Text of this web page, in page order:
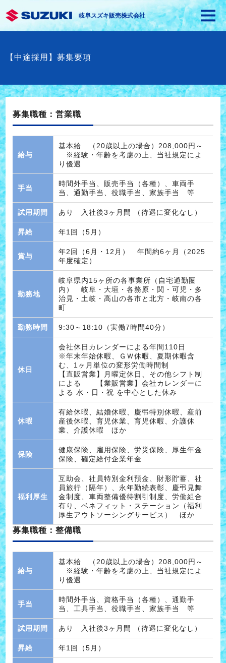
岐阜スズキ販売株式会社
【中途採用】募集要項
募集職種：営業職
給与
基本給 （20歳以上の場合）208,000円～
※経験・年齢を考慮の上、当社規定によ
り優遇
手当
時間外手当、販売手当（各種）、車両手
当、通勤手当、役職手当、家族手当 等
試用期間 あり 入社後3ヶ月間 （待遇に変化なし）
昇給 年1回（5月）
賞与
年2回（6月・12月） 年間約6ヶ月（2025
年度確定）
勤務地
岐阜県内15ヶ所の各事業所（自宅通勤圏
内） 岐阜・大垣・各務原・関・可児・多
治見・土岐・高山の各市と北方・岐南の各
町
勤務時間 9:30～18:10（実働7時間40分）
休日
会社休日カレンダーによる年間110日
※年末年始休暇、ＧＷ休暇、夏期休暇含
む、1ヶ月単位の変形労働時間制
【直販営業】月曜定休日、その他シフト制
による 【業販営業】会社カレンダーに
よる 水・日・祝 を中心とした休み
休暇
有給休暇、結婚休暇、慶弔特別休暇、産前
産後休暇、育児休業、育児休暇、介護休
業、介護休暇 ほか
保険
健康保険、雇用保険、労災保険、厚生年金
保険、確定給付企業年金
福利厚生
互助会、社員特別金利預金、財形貯蓄、社
員旅行（隔年）、永年勤続表彰、慶弔見舞
金制度、車両整備優待割引制度、労働組合
有り、ベネフィット・ステーション（福利
厚生アウトソーシングサービス） ほか
募集職種：整備職
給与
基本給 （20歳以上の場合）208,000円～
※経験・年齢を考慮の上、当社規定によ
り優遇
手当
時間外手当、資格手当（各種）、通勤手
当、工具手当、役職手当、家族手当 等
試用期間 あり 入社後3ヶ月間 （待遇に変化なし）
昇給 年1回（5月）